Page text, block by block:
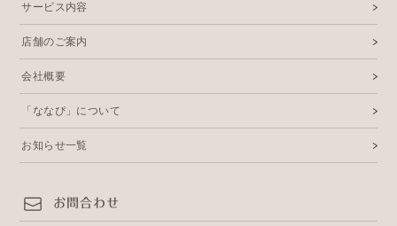
サービス内容
店舗のご案内
会社概要
「ななぴ」について
お知らせ一覧
お問合わせ